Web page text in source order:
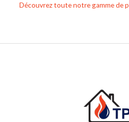
Découvrez toute notre gamme de